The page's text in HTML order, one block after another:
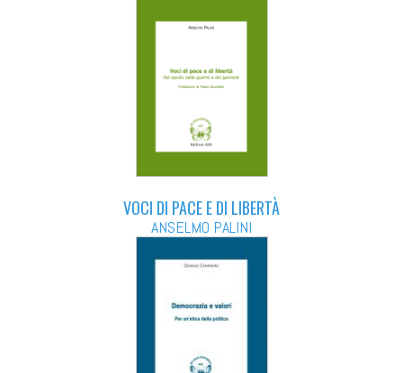
VOCI DI PACE E DI LIBERTÀ
ANSELMO PALINI